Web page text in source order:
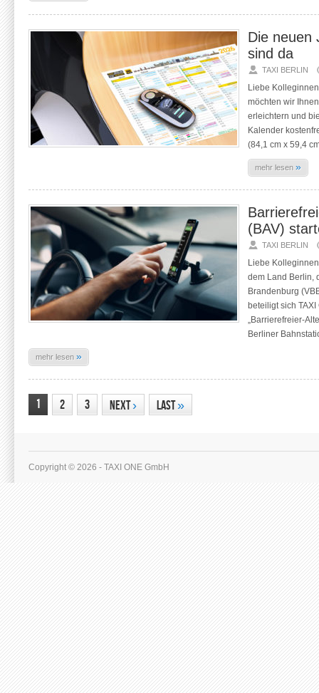
Die neuen
sind da
TAXI BERLIN
Liebe
möchten wir
erleichtern und
Kalender
(84,1 cm x 59,4
mehr lesen »
(BAV)
TAXI BERLIN
Liebe
dem Land Berlin,
Brandenburg
beteiligt sich
„Barrierefreier-
Berliner
mehr lesen »
1 2 3 Next› Last»
Copyright © 2026 - TAXI ONE GmbH